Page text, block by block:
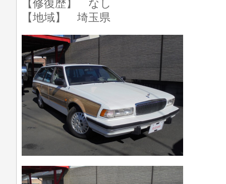
【修復歴】 なし
【地域】 埼玉県